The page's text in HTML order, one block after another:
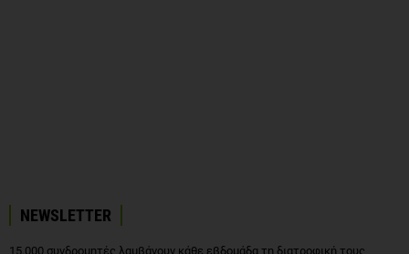
NEWSLETTER
15.000 συνδρομητές λαμβάνουν κάθε εβδομάδα τη διατροφική τους